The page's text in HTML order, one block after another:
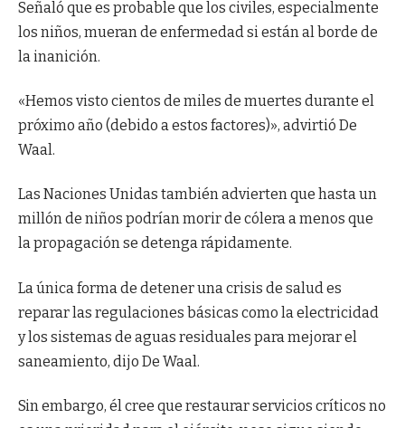
Señaló que es probable que los civiles, especialmente
los niños, mueran de enfermedad si están al borde de
la inanición.
«Hemos visto cientos de miles de muertes durante el
próximo año (debido a estos factores)», advirtió De
Waal.
Las Naciones Unidas también advierten que hasta un
millón de niños podrían morir de cólera a menos que
la propagación se detenga rápidamente.
La única forma de detener una crisis de salud es
reparar las regulaciones básicas como la electricidad
y los sistemas de aguas residuales para mejorar el
saneamiento, dijo De Waal.
Sin embargo, él cree que restaurar servicios críticos no